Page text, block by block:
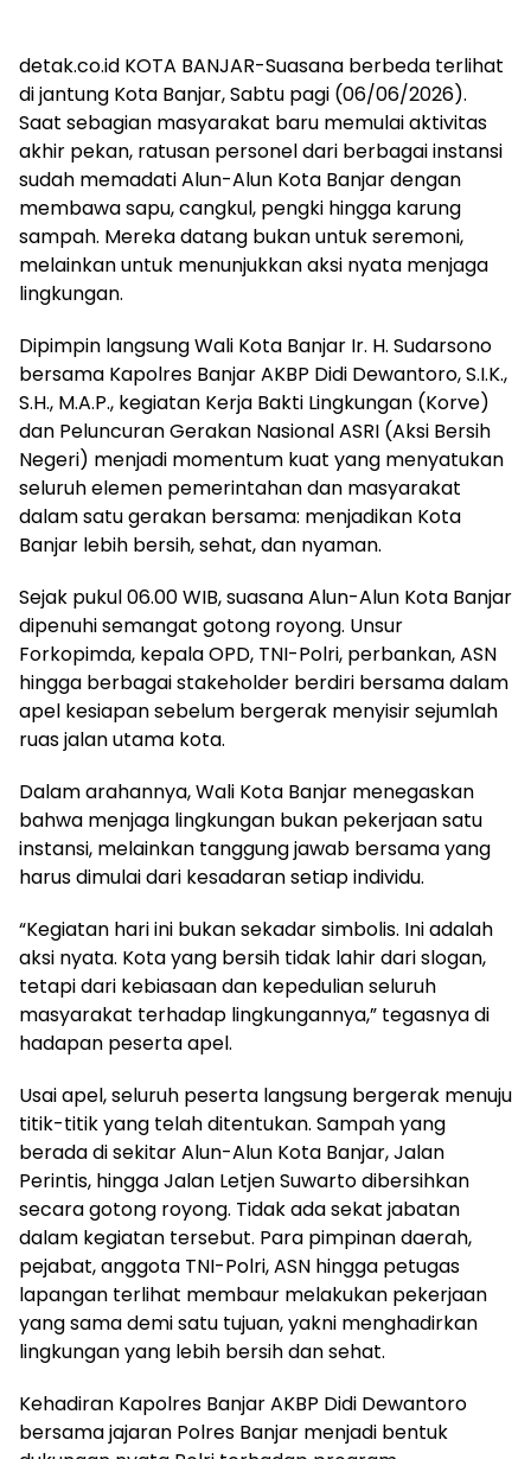
detak.co.id KOTA BANJAR-Suasana berbeda terlihat
di jantung Kota Banjar, Sabtu pagi (06/06/2026).
Saat sebagian masyarakat baru memulai aktivitas
akhir pekan, ratusan personel dari berbagai instansi
sudah memadati Alun-Alun Kota Banjar dengan
membawa sapu, cangkul, pengki hingga karung
sampah. Mereka datang bukan untuk seremoni,
melainkan untuk menunjukkan aksi nyata menjaga
lingkungan.
Dipimpin langsung Wali Kota Banjar Ir. H. Sudarsono
bersama Kapolres Banjar AKBP Didi Dewantoro, S.I.K.,
S.H., M.A.P., kegiatan Kerja Bakti Lingkungan (Korve)
dan Peluncuran Gerakan Nasional ASRI (Aksi Bersih
Negeri) menjadi momentum kuat yang menyatukan
seluruh elemen pemerintahan dan masyarakat
dalam satu gerakan bersama: menjadikan Kota
Banjar lebih bersih, sehat, dan nyaman.
Sejak pukul 06.00 WIB, suasana Alun-Alun Kota Banjar
dipenuhi semangat gotong royong. Unsur
Forkopimda, kepala OPD, TNI-Polri, perbankan, ASN
hingga berbagai stakeholder berdiri bersama dalam
apel kesiapan sebelum bergerak menyisir sejumlah
ruas jalan utama kota.
Dalam arahannya, Wali Kota Banjar menegaskan
bahwa menjaga lingkungan bukan pekerjaan satu
instansi, melainkan tanggung jawab bersama yang
harus dimulai dari kesadaran setiap individu.
“Kegiatan hari ini bukan sekadar simbolis. Ini adalah
aksi nyata. Kota yang bersih tidak lahir dari slogan,
tetapi dari kebiasaan dan kepedulian seluruh
masyarakat terhadap lingkungannya,” tegasnya di
hadapan peserta apel.
Usai apel, seluruh peserta langsung bergerak menuju
titik-titik yang telah ditentukan. Sampah yang
berada di sekitar Alun-Alun Kota Banjar, Jalan
Perintis, hingga Jalan Letjen Suwarto dibersihkan
secara gotong royong. Tidak ada sekat jabatan
dalam kegiatan tersebut. Para pimpinan daerah,
pejabat, anggota TNI-Polri, ASN hingga petugas
lapangan terlihat membaur melakukan pekerjaan
yang sama demi satu tujuan, yakni menghadirkan
lingkungan yang lebih bersih dan sehat.
Kehadiran Kapolres Banjar AKBP Didi Dewantoro
bersama jajaran Polres Banjar menjadi bentuk